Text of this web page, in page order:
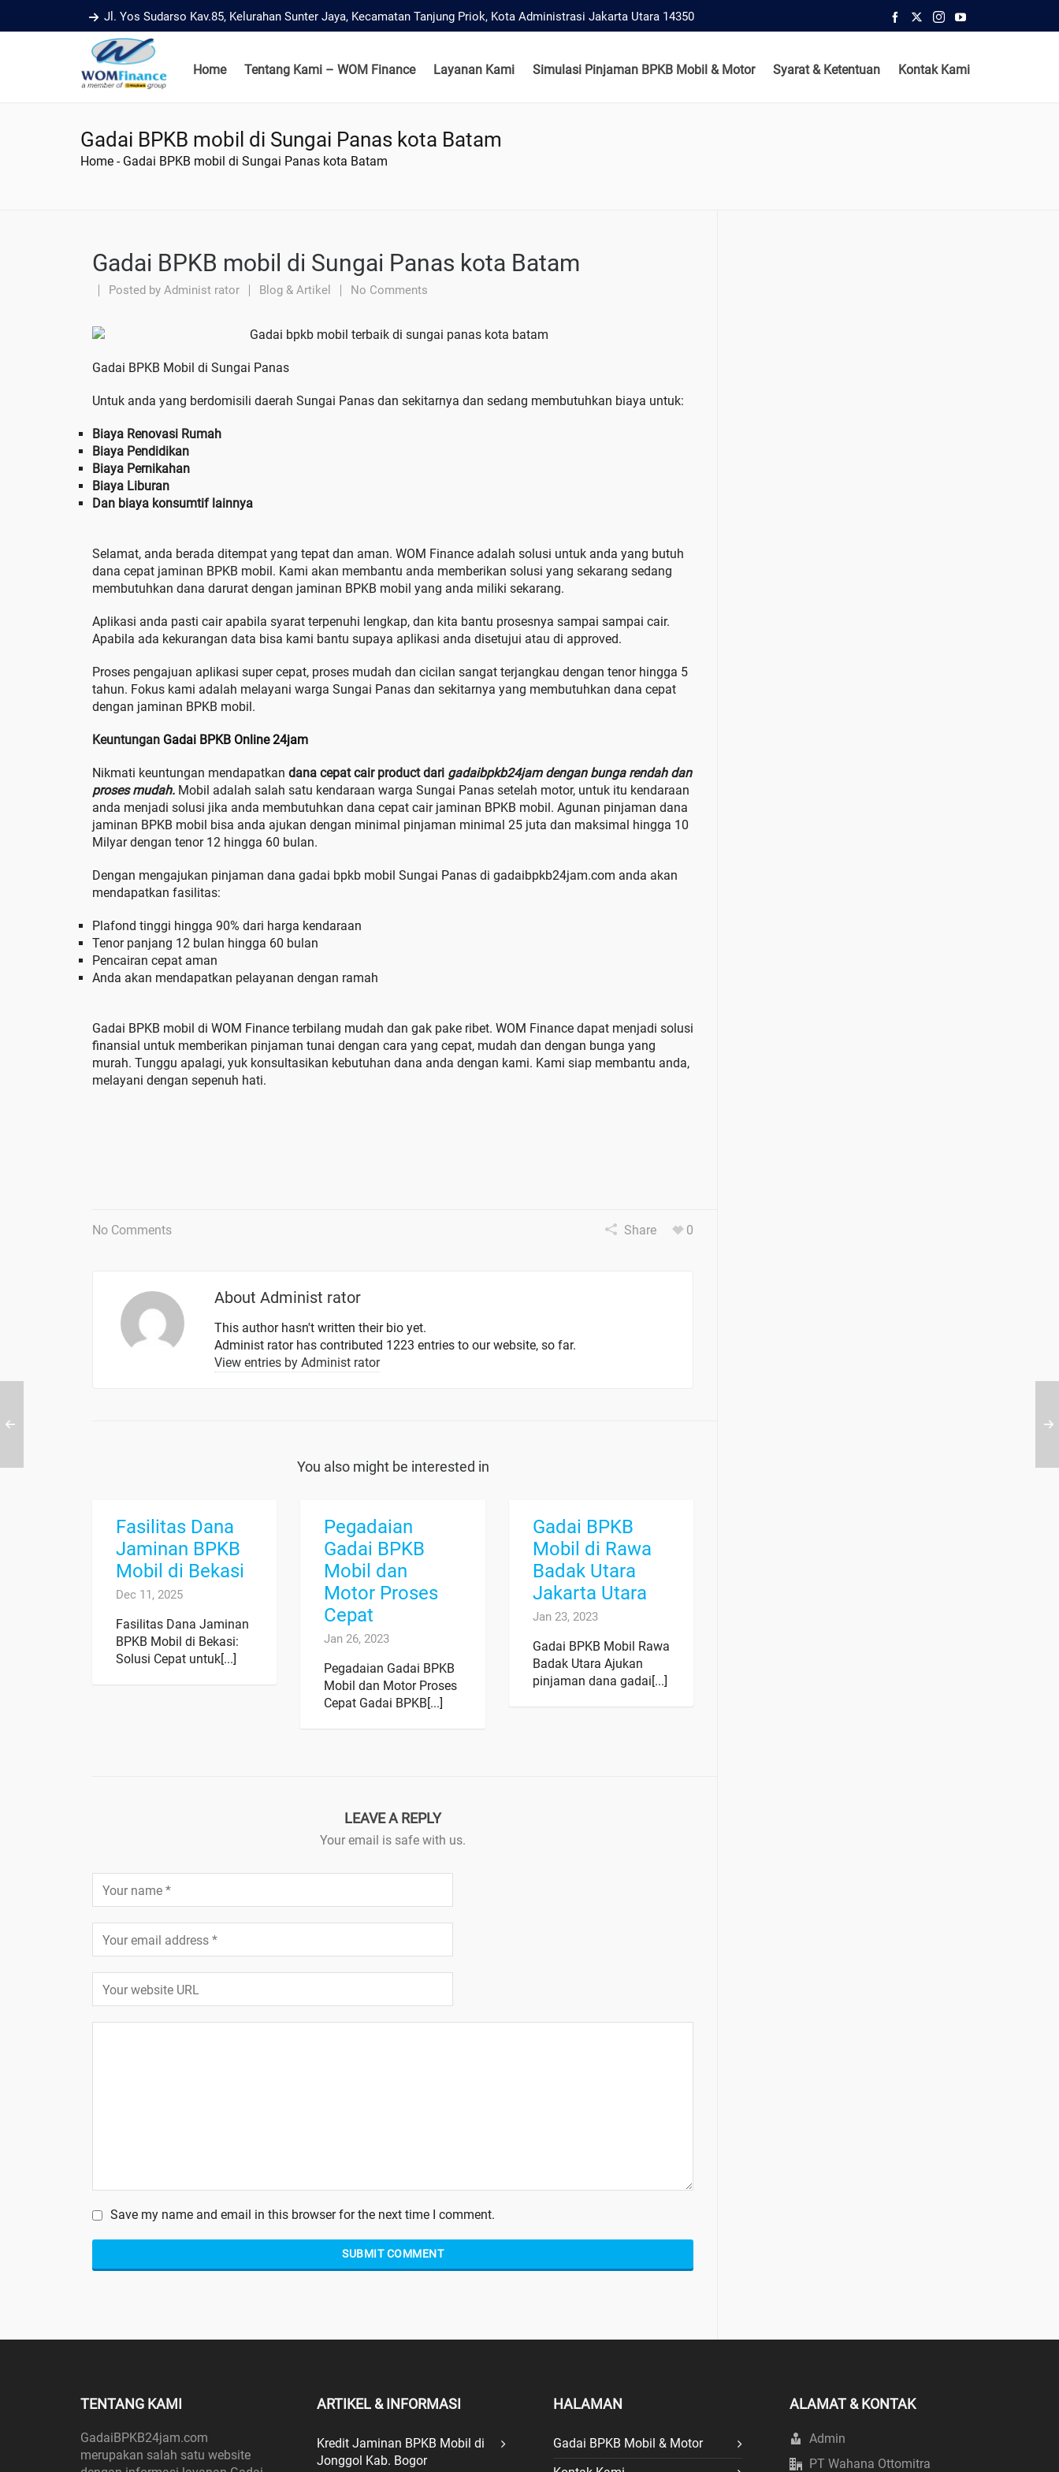
Jl. Yos Sudarso Kav.85, Kelurahan Sunter Jaya, Kecamatan Tanjung Priok, Kota Administrasi Jakarta Utara 14350
Home Tentang Kami – WOM Finance Layanan Kami Simulasi Pinjaman BPKB Mobil & Motor Syarat & Ketentuan Kontak Kami
Gadai BPKB mobil di Sungai Panas kota Batam
Home - Gadai BPKB mobil di Sungai Panas kota Batam
Gadai BPKB mobil di Sungai Panas kota Batam
Posted by Administ rator Blog & Artikel No Comments
Gadai BPKB Mobil di Sungai Panas
Untuk anda yang berdomisili daerah Sungai Panas dan sekitarnya dan sedang membutuhkan biaya untuk:
Biaya Renovasi Rumah
Biaya Pendidikan
Biaya Pernikahan
Biaya Liburan
Dan biaya konsumtif lainnya
Selamat, anda berada ditempat yang tepat dan aman. WOM Finance adalah solusi untuk anda yang butuh
dana cepat jaminan BPKB mobil. Kami akan membantu anda memberikan solusi yang sekarang sedang
membutuhkan dana darurat dengan jaminan BPKB mobil yang anda miliki sekarang.
Aplikasi anda pasti cair apabila syarat terpenuhi lengkap, dan kita bantu prosesnya sampai sampai cair.
Apabila ada kekurangan data bisa kami bantu supaya aplikasi anda disetujui atau di approved.
Proses pengajuan aplikasi super cepat, proses mudah dan cicilan sangat terjangkau dengan tenor hingga 5
tahun. Fokus kami adalah melayani warga Sungai Panas dan sekitarnya yang membutuhkan dana cepat
dengan jaminan BPKB mobil.
Keuntungan Gadai BPKB Online 24jam
Nikmati keuntungan mendapatkan dana cepat cair product dari gadaibpkb24jam dengan bunga rendah dan
proses mudah. Mobil adalah salah satu kendaraan warga Sungai Panas setelah motor, untuk itu kendaraan
anda menjadi solusi jika anda membutuhkan dana cepat cair jaminan BPKB mobil. Agunan pinjaman dana
jaminan BPKB mobil bisa anda ajukan dengan minimal pinjaman minimal 25 juta dan maksimal hingga 10
Milyar dengan tenor 12 hingga 60 bulan.
Dengan mengajukan pinjaman dana gadai bpkb mobil Sungai Panas di gadaibpkb24jam.com anda akan
mendapatkan fasilitas:
Plafond tinggi hingga 90% dari harga kendaraan
Tenor panjang 12 bulan hingga 60 bulan
Pencairan cepat aman
Anda akan mendapatkan pelayanan dengan ramah
Gadai BPKB mobil di WOM Finance terbilang mudah dan gak pake ribet. WOM Finance dapat menjadi solusi
finansial untuk memberikan pinjaman tunai dengan cara yang cepat, mudah dan dengan bunga yang
murah. Tunggu apalagi, yuk konsultasikan kebutuhan dana anda dengan kami. Kami siap membantu anda,
melayani dengan sepenuh hati.
No Comments Share 0
About Administ rator
This author hasn't written their bio yet.
Administ ratorhas contributed 1223 entries to our website, so far.
View entries by Administ rator
You also might be interested in
Fasilitas Dana
Jaminan BPKB
Mobil di Bekasi
Dec 11, 2025
Fasilitas Dana Jaminan
BPKB Mobil di Bekasi:
Solusi Cepat untuk[...]
Pegadaian
Gadai BPKB
Mobil dan
Motor Proses
Cepat
Jan 26, 2023
Pegadaian Gadai BPKB
Mobil dan Motor Proses
Cepat Gadai BPKB[...]
Gadai BPKB
Mobil di Rawa
Badak Utara
Jakarta Utara
Jan 23, 2023
Gadai BPKB Mobil Rawa
Badak Utara Ajukan
pinjaman dana gadai[...]
LEAVE A REPLY
Your email is safe with us.
Save my name and email in this browser for the next time I comment.
TENTANG KAMI
GadaiBPKB24jam.com
merupakan salah satu website
ARTIKEL & INFORMASI
Kredit Jaminan BPKB Mobil di
Jonggol Kab. Bogor
HALAMAN
Gadai BPKB Mobil & Motor
ALAMAT & KONTAK
Admin
PT Wahana Ottomitra